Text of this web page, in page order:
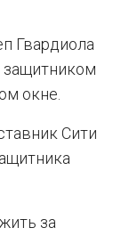
Гвардиола
защитником
окне.
Сити
за